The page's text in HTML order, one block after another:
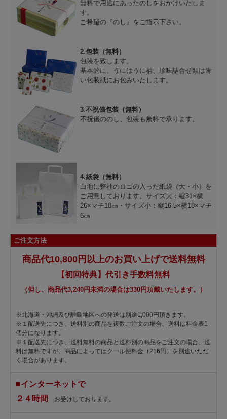
無料で用途にあったのしをおかけいたしま
す。
ご希望の『のし』をご指示下さい。
2.包装（無料）
包装を致します。
基本的に、うにはうに柄、珍味詰合せ類は青
い包装紙にお包みいたします。
3.不祝儀包装（無料）
不祝儀ののし、包装も無料で承ります。
4.紙袋（無料）
白地に弊社のロゴの入った紙袋（大・小）を
ご用意しております。サイズ大：縦31×横
26×マチ10㎝・サイズ小：縦16.5×横18×マチ
6㎝
ご注文方法
商品代10,800円以上のお買い上げで送料無料
【初回特典】代引き手数料無料
（但し、商品代3,240円未満の場合は330円頂戴いたします。）
※北海道・沖縄及び離島地区への発送は別途1,000円頂きます。
※１配送先につき、送料別の商品を複数ご注文の場合、送料は料金表1
個分になります。
※１配送先につき、送料無料の商品と送料別の商品をご注文の場合、送
料は無料ですが、商品によってはクール便料金（216円）を別途いただ
く場合があります。
■インターネットで
２４時間
お受けしております。